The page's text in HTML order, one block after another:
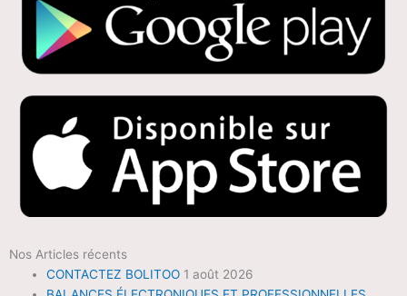
Nos Articles récents
CONTACTEZ BOLITOO 1 août 2026